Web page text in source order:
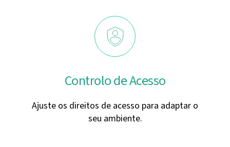
Controlo de Acesso
Ajuste os direitos de acesso para adaptar o
seu ambiente.